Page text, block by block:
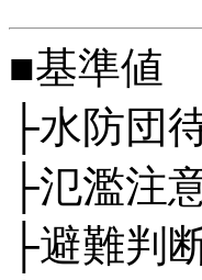
■基準値
├水防団
├氾濫注
├避難判